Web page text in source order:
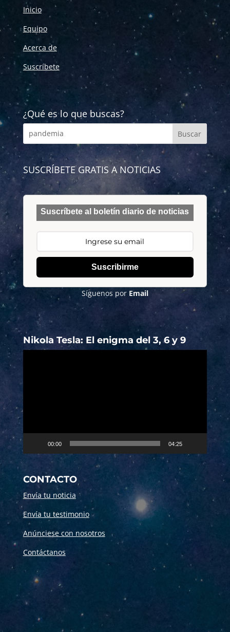
Inicio
Equipo
Acerca de
Suscríbete
¿Qué es lo que buscas?
SUSCRÍBETE GRATIS A NOTICIAS
Suscríbete al boletín diario de noticias
Suscribirme
Síguenos por Email
Nikola Tesla: El enigma del 3, 6 y 9
00:00 04:25
CONTACTO
Envía tu noticia
Envía tu testimonio
Anúnciese con nosotros
Contáctanos